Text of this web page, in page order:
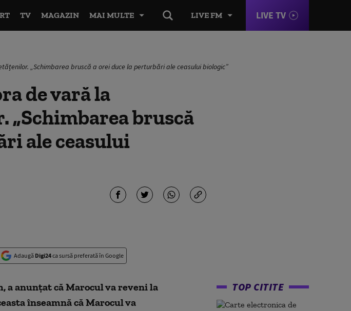
LIVE FM LIVE TV
TV MAGAZIN MAI MULTE
„Schimbarea bruscă a orei duce la perturbări ale ceasului biologic”
de vară la
bruscă
ale ceasului
Adaugă Digi24ca sursă preferată în Google
a anunțat că Marocul va reveni la
înseamnă că Marocul va
TOP CITITE